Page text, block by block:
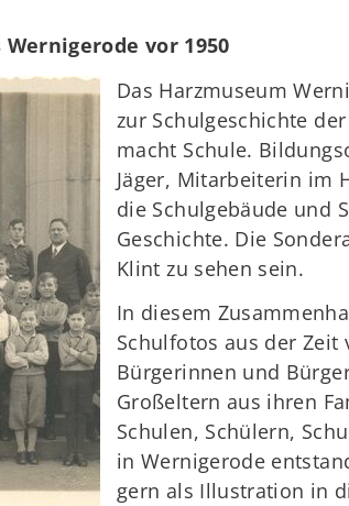
vor 1950
Das Harzmuseum
zur Schulgeschichte
macht Schule.
Jäger, Mitarbeiterin im
die Schulgebäude und
Geschichte. Die
Klint zu sehen sein.
In diesem
Schulfotos aus der
Bürgerinnen und
Großeltern aus ihren
Schulen, Schülern,
in Wernigerode
gern als Illustration in